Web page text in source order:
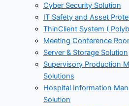
Cyber Security Solution
IT Safety and Asset
ThinClient System (
Meeting Conference
Server & Storage Solution
Supervisory Production
Solutions
Hospital Information
Solution